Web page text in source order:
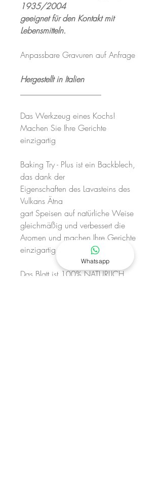
1935/2004
geeignet für den Kontakt mit
Lebensmitteln.
Anpassbare Gravuren auf Anfrage
Hergestellt in Italien
Das Werkzeug eines Kochs!
Machen Sie Ihre Gerichte
einzigartig
Baking Try - Plus ist ein Backblech,
das dank der
Eigenschaften des Lavasteins des
Vulkans Ätna
gart Speisen auf natürliche Weise
gleichmäßig und verbessert die
Aromen und machen Ihre Gerichte
einzigartig.
Das Blatt ist 100% NATÜRLICH,
Whatsapp